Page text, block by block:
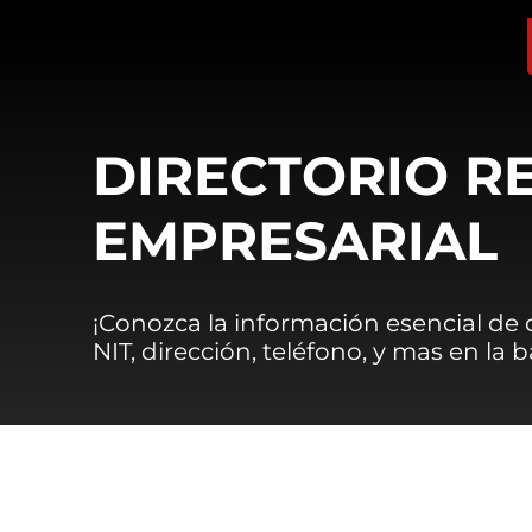
DIRECTORIO
EMPRESARIAL
¡Conozca la información esencial
NIT, dirección, teléfono, y mas en la